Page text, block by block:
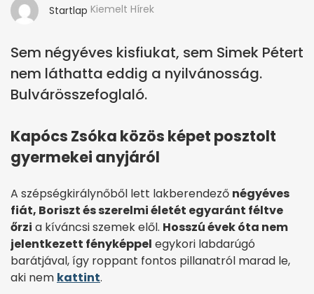
Startlap Kiemelt Hírek
Sem négyéves kisfiukat, sem Simek Pétert
nem láthatta eddig a nyilvánosság.
Bulvárösszefoglaló.
Kapócs Zsóka közös képet posztolt
gyermekei anyjáról
A szépségkirálynőből lett lakberendező négyéves
fiát, Boriszt és szerelmi életét egyaránt féltve
őrzi a kíváncsi szemek elől. Hosszú évek óta nem
jelentkezett fényképpel egykori labdarúgó
barátjával, így roppant fontos pillanatról marad le,
aki nem kattint.